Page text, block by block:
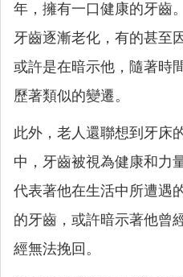
年，擁有一口健康的牙齒
牙齒逐漸老化，有的甚至
或許是在暗示他，隨著時
歷著類似的變遷。
此外，老人還聯想到牙床
中，牙齒被視為健康和力
代表著他在生活中所遭遇
的牙齒，或許暗示著他曾
經無法挽回。